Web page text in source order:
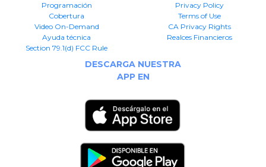
Programación
Cobertura
Video On-Demand
Ayuda técnica
Section 79.1(d) FCC Rule
Privacy Policy
Terms of Use
CA Privacy Rights
Realces Financieros
DESCARGA NUESTRA
APP EN